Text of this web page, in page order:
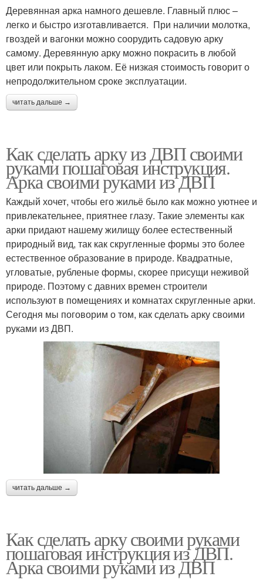
Деревянная арка намного дешевле. Главный плюс –
легко и быстро изготавливается. При наличии молотка,
гвоздей и вагонки можно соорудить садовую арку
самому. Деревянную арку можно покрасить в любой
цвет или покрыть лаком. Её низкая стоимость говорит о
непродолжительном сроке эксплуатации.
читать дальше →
Как сделать арку из ДВП своими
руками пошаговая инструкция.
Арка своими руками из ДВП
Каждый хочет, чтобы его жильё было как можно уютнее и
привлекательнее, приятнее глазу. Такие элементы как
арки придают нашему жилищу более естественный
природный вид, так как скругленные формы это более
естественное образование в природе. Квадратные,
угловатые, рубленые формы, скорее присущи неживой
природе. Поэтому с давних времен строители
используют в помещениях и комнатах скругленные арки.
Сегодня мы поговорим о том, как сделать арку своими
руками из ДВП.
читать дальше →
Как сделать арку своими руками
пошаговая инструкция из ДВП.
Арка своими руками из ДВП